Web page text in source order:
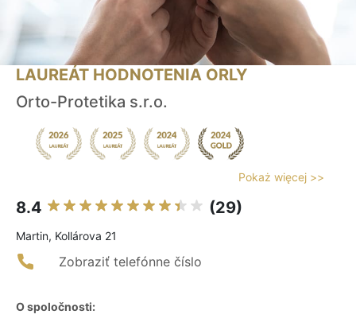
LAUREÁT HODNOTENIA ORLY
Orto-Protetika s.r.o.
Pokaż więcej >>
8.4 (29)
Martin, Kollárova 21
Zobraziť telefónne číslo
O spoločnosti: